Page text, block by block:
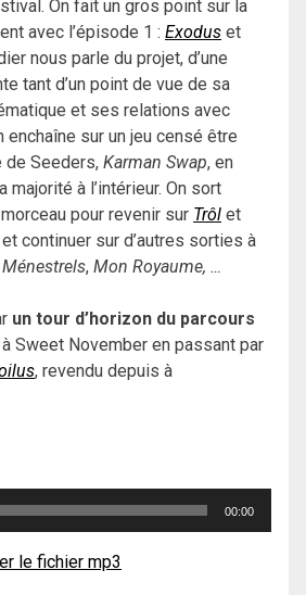
On fait un gros point sur la
avec l’épisode 1 : Exodus et
nous parle du projet, d’une
tant d’un point de vue de sa
et ses relations avec
enchaîne sur un jeu censé être
de Seeders, Karman Swap, en
majorité à l’intérieur. On sort
pour revenir sur Trôl et
continuer sur d’autres sorties à
Ménestrels, Mon Royaume, …
un tour d’horizon du parcours
Sweet November en passant par
, revendu depuis à
00:00
le fichier mp3